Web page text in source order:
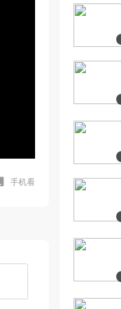
手机看